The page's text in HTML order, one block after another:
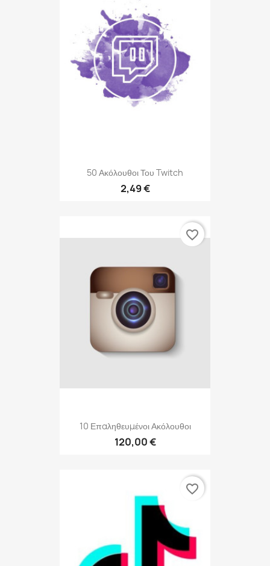
50 Ακόλουθοι Του Twitch
2,49 €
10 Επαληθευμένοι Ακόλουθοι
120,00 €
favorite_border
favorite_border